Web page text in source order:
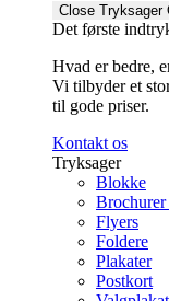
Close Tryksager
Det første
Hvad er bedre,
Vi tilbyder et
til gode priser.
Kontakt os
Tryksager
Blokke
Flyers
Foldere
Plakater
Postkort